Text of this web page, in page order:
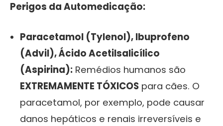
Perigos da Automedicação:
Paracetamol (Tylenol), Ibuprofeno
(Advil), Ácido Acetilsalicílico
(Aspirina): Remédios humanos são
EXTREMAMENTE TÓXICOS para cães. O
paracetamol, por exemplo, pode causar
danos hepáticos e renais irreversíveis e